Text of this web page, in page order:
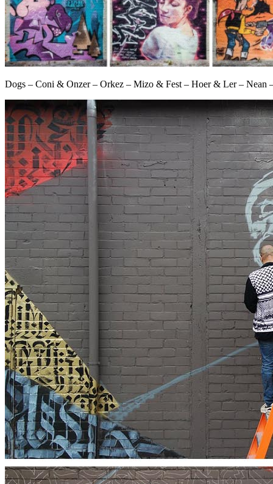
Dogs – Coni & Onzer – Orkez – Mizo & Fest – Hoer & Ler – Nean